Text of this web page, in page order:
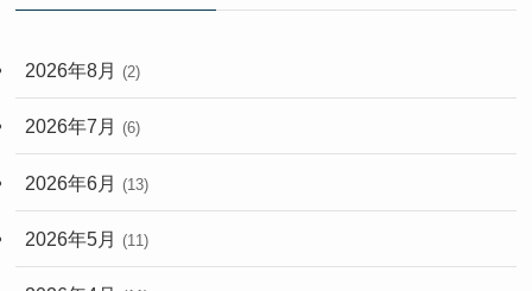
2026年8月 (2)
2026年7月 (6)
2026年6月 (13)
2026年5月 (11)